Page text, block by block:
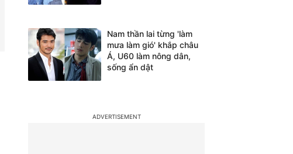
Nam thần lai từng 'làm
mưa làm gió' khắp châu
Á, U60 làm nông dân,
sống ẩn dật